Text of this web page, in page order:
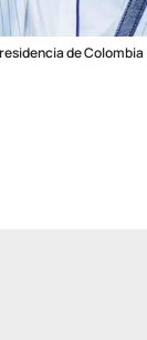
de Colombia